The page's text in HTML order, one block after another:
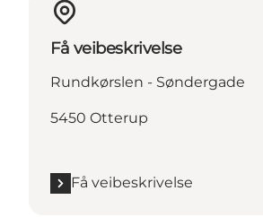
Få veibeskrivelse
Rundkørslen - Søndergade
5450 Otterup
Få veibeskrivelse